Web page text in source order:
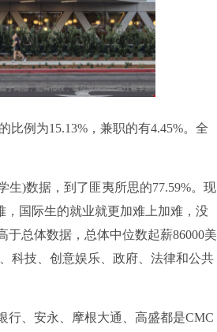
例为15.13%，兼职的有4.45%。全
)数据，到了匪夷所思的77.59%。现
国际生的就业就更加难上加难，没
总体数据，总体中位数起薪86000美
科技、创意娱乐、政府、法律和公共
、安永、摩根大通、高盛都是CMC